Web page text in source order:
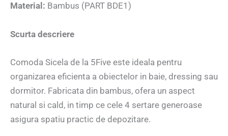
Material: Bambus (PART BDE1)
Scurta descriere
Comoda Sicela de la 5Five este ideala pentru
organizarea eficienta a obiectelor in baie, dressing sau
dormitor. Fabricata din bambus, ofera un aspect
natural si cald, in timp ce cele 4 sertare generoase
asigura spatiu practic de depozitare.